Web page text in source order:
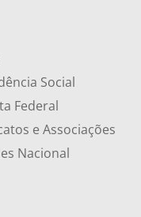
Social
Federal
e Associações
Nacional